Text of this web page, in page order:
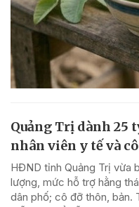
Quảng Trị dành 25
nhân viên y tế và
HĐND tỉnh Quảng Trị vừa
lượng, mức hỗ trợ hằng
dân phố; cô đỡ thôn, bản.